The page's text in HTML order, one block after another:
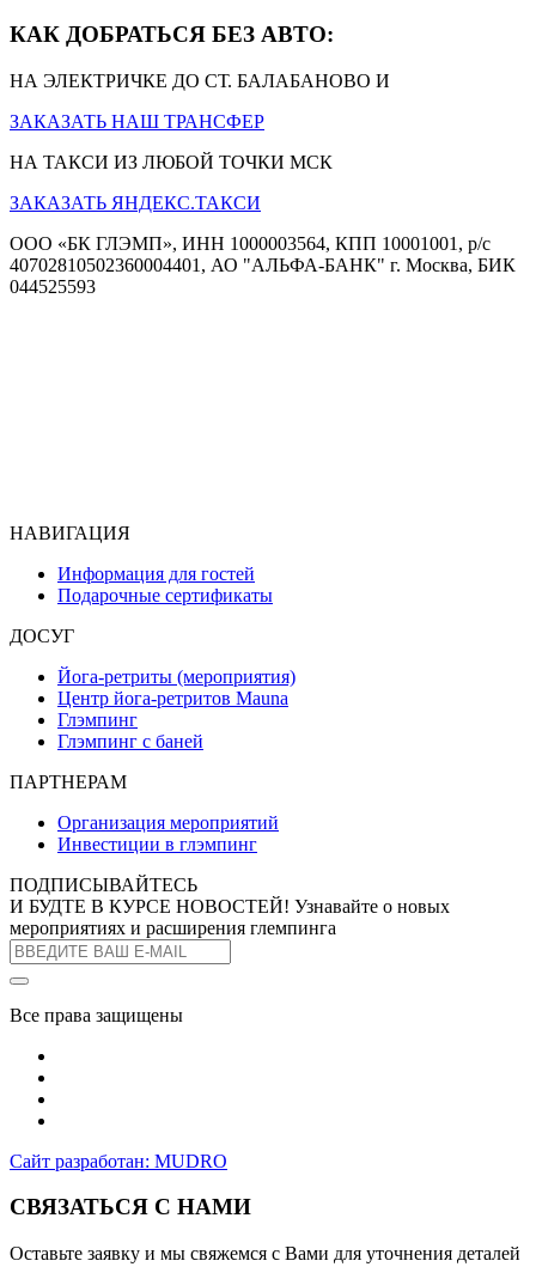
КАК ДОБРАТЬСЯ БЕЗ АВТО:
НА ЭЛЕКТРИЧКЕ ДО СТ. БАЛАБАНОВО И
ЗАКАЗАТЬ НАШ ТРАНСФЕР
НА ТАКСИ ИЗ ЛЮБОЙ ТОЧКИ МСК
ЗАКАЗАТЬ ЯНДЕКС.ТАКСИ
ООО «БК ГЛЭМП», ИНН 1000003564, КПП 10001001, р/с
40702810502360004401, АО "АЛЬФА-БАНК" г. Москва, БИК
044525593
НАВИГАЦИЯ
Информация для гостей
Подарочные сертификаты
ДОСУГ
Йога-ретриты (мероприятия)
Центр йога-ретритов Mauna
Глэмпинг
Глэмпинг с баней
ПАРТНЕРАМ
Организация мероприятий
Инвестиции в глэмпинг
ПОДПИСЫВАЙТЕСЬ
И БУДТЕ В КУРСЕ НОВОСТЕЙ! Узнавайте о новых
мероприятиях и расширения глемпинга
Все права защищены
Сайт разработан: MUDRO
СВЯЗАТЬСЯ С НАМИ
Оставьте заявку и мы свяжемся с Вами для уточнения деталей